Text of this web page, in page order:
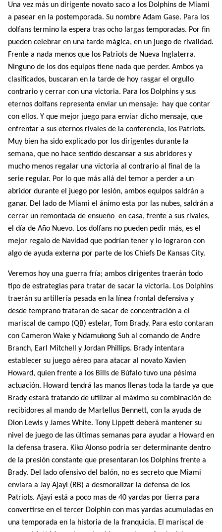
Una vez más un dirigente novato saco a los Dolphins de Miami
a pasear en la postemporada. Su nombre Adam Gase. Para los
dolfans termino la espera tras ocho largas temporadas. Por fin
pueden celebrar en una tarde mágica, en un juego de rivalidad.
Frente a nada menos que los Patriots de Nueva Inglaterra.
Ninguno de los dos equipos tiene nada que perder. Ambos ya
clasificados, buscaran en la tarde de hoy rasgar el orgullo
contrario y cerrar con una victoria. Para los Dolphins y sus
eternos dolfans representa enviar un mensaje:
hay que contar
con ellos. Y que mejor juego para enviar dicho mensaje, que
enfrentar a sus eternos rivales de la conferencia, los Patriots.
Muy bien ha sido explicado por los dirigentes durante la
semana, que no hace sentido descansar a sus abridores y
mucho menos regalar una victoria al contrario al final de la
serie regular. Por lo que más allá del temor a perder a un
abridor durante el juego por lesión, ambos equipos saldrán a
ganar. Del lado de Miami el ánimo esta por las nubes, saldrán a
cerrar un remontada de ensueño en casa, frente a sus rivales,
el día de Año Nuevo. Los dolfans no pueden pedir más, es el
mejor regalo de Navidad que podrían tener y lo lograron con
algo de ayuda externa por parte de los Chiefs De Kansas City.
Veremos hoy una guerra fría; ambos dirigentes traerán todo
tipo de estrategias para tratar de sacar la victoria. Los Dolphins
traerán su artillería pesada en la línea frontal defensiva y
desde temprano trataran de sacar de concentración a el
mariscal de campo (QB) estelar, Tom Brady. Para esto contaran
con Cameron Wake y Ndamukong Suh al comando de Andre
Branch, Earl Mitchell y Jordan Phillips. Brady intentara
establecer su juego aéreo para atacar al novato Xavien
Howard, quien frente a los Bills de Búfalo tuvo una pésima
actuación. Howard tendrá las manos llenas toda la tarde ya que
Brady estará tratando de utilizar al máximo su combinación de
recibidores al mando de Martellus Bennett, con la ayuda de
Dion Lewis y James White. Tony Lippett deberá mantener su
nivel de juego de las últimas semanas para ayudar a Howard en
la defensa trasera. Kiko Alonso podría ser determinante dentro
de la presión constante que presentaran los Dolphins frente a
Brady. Del lado ofensivo del balón, no es secreto que Miami
enviara a Jay Ajayi (RB) a desmoralizar la defensa de los
Patriots. Ajayi está a poco mas de 40 yardas por tierra para
convertirse en el tercer Dolphin con mas yardas acumuladas en
una temporada en la historia de la franquicia. El mariscal de